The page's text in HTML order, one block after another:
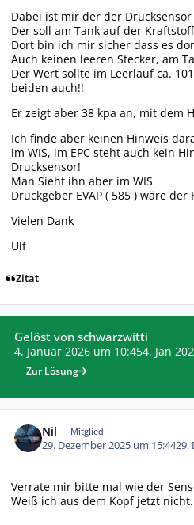
Dabei ist mir der der
Der soll am Tank auf der
Dort bin ich mir sicher dass es
Auch keinen leeren Stecker, am
Der Wert sollte im Leerlauf ca.
beiden auch!!
Er zeigt aber 38 kpa an, mit dem
Ich finde aber keinen Hinweis
im WIS, im EPC steht auch kein
Drucksensor!
Man Sieht ihn aber im WIS
Druckgeber EVAP ( 585 ) wäre der
Vielen Dank
Ulf
Zitat
Gelöst von schwarzwitti
4. Januar 2026 um 10:454. Jan
Zur Lösung
Nil Mitglied
29. Dezember 2025 um 15:4429.
Verrate mir bitte mal wie der
Weiß ich aus dem Kopf jetzt nicht.